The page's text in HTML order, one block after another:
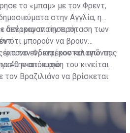
το «μπαμ» με τον Φρεντ,
στην Αγγλία, η
δεν ικανοποίησε τη
απέρριψαν την πρόταση των
ότι μπορούν να βρουν
για τον Φρεντ, κοστολογώντας
40 εκατ. ευρώ.
έντονο ενδιαφέρον και από τη
την απόκτηση του κινείται
τον Βραζιλιάνο να βρίσκεται